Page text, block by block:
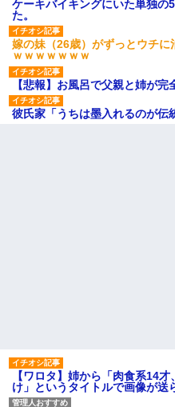
ケーキバイキングにいた単独の
た。
嫁の妹（26歳）がずっとウチ
ｗｗｗｗｗｗｗ
【悲報】お風呂で父親と姉が
彼氏家「うちは墨入れるのが
【ワロタ】姉から「肉食系14
け」というタイトルで画像が送